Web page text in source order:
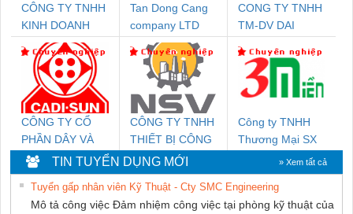
CÔNG TY TNHH
KINH DOANH
DỊCH VỤ XNK
PHƯƠNG NAM
Tan Dong Cang
company LTD
CONG TY TNHH
TM-DV DAI
CÔNG TY CỔ
PHẦN DÂY VÀ
CÁP ĐIỆN
THƯỢNG ĐÌNH
CÔNG TY TNHH
THIẾT BỊ CÔNG
NGHIỆP NIHON
SETSUBI VIỆT
NAM
Công ty TNHH
Thương Mại SX
TIN TUYỂN DỤNG MỚI » Xem tất cả
Tuyển gấp nhân viên Kỹ Thuật - Cty SMC Engineering
Mô tả công việc Đảm nhiệm công việc tại phòng kỹ thuật của